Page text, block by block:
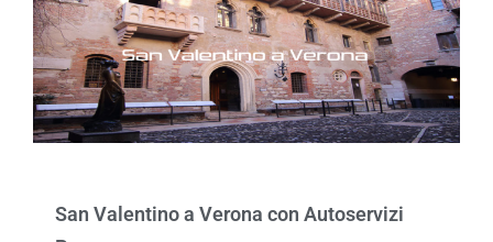
San Valentino a Verona con Autoservizi